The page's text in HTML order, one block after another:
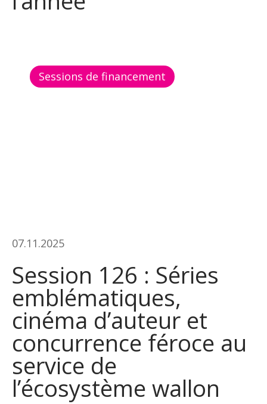
Sessions de financement
07.11.2025
Session 126 : Séries
emblématiques,
cinéma d’auteur et
concurrence féroce au
service de
l’écosystème wallon